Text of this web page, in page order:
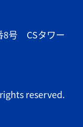
8号 CSタワー
reserved.